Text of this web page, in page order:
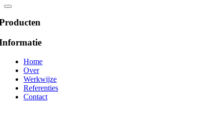
Home
Over
Werkwijze
Referenties
Contact